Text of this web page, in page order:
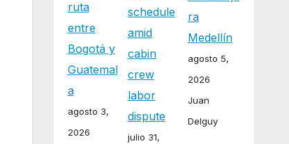
ruta
entre
Bogotá y
Guatemal
a
agosto 3,
2026
schedule
amid
cabin
crew
labor
dispute
julio 31,
ra
Medellín
agosto 5,
2026
Juan
Delguy